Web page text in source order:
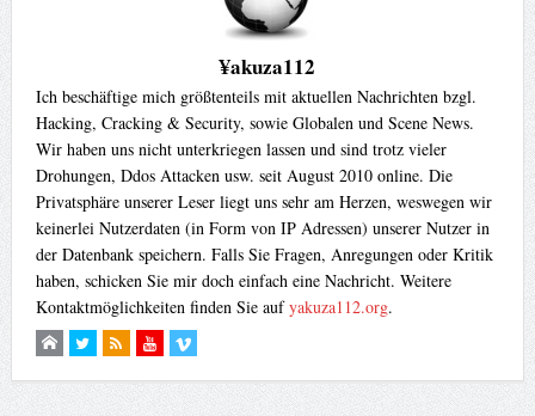
¥akuza112
Ich beschäftige mich größtenteils mit aktuellen Nachrichten bzgl.
Hacking, Cracking & Security, sowie Globalen und Scene News.
Wir haben uns nicht unterkriegen lassen und sind trotz vieler
Drohungen, Ddos Attacken usw. seit August 2010 online. Die
Privatsphäre unserer Leser liegt uns sehr am Herzen, weswegen wir
keinerlei Nutzerdaten (in Form von IP Adressen) unserer Nutzer in
der Datenbank speichern. Falls Sie Fragen, Anregungen oder Kritik
haben, schicken Sie mir doch einfach eine Nachricht. Weitere
Kontaktmöglichkeiten finden Sie aufyakuza112.org.